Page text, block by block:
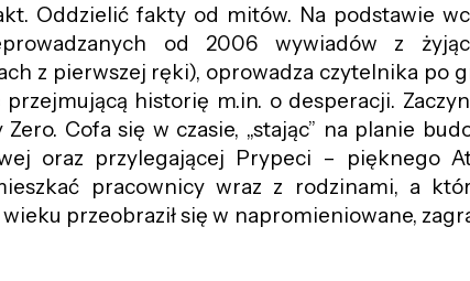
Oddzielić fakty od mitów. Na podstawie
od 2006 wywiadów z
z pierwszej ręki), oprowadza czytelnika po
przejmującą historię m.in. o desperacji.
Cofa się w czasie, „stając” na planie
oraz przylegającej Prypeci – pięknego
pracownicy wraz z rodzinami, a
przeobraził się w napromieniowane,